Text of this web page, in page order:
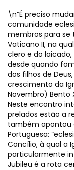
\n“É preciso
comunidade
membros para se
Vaticano II, na
clero e do
desde quando
dos filhos de
crescimento da
Novembro) Bento
Neste encontro
prelados estão a
também apontou
Portuguesa:
Concílio, à qual a
particularmente
Jubileu é a rota